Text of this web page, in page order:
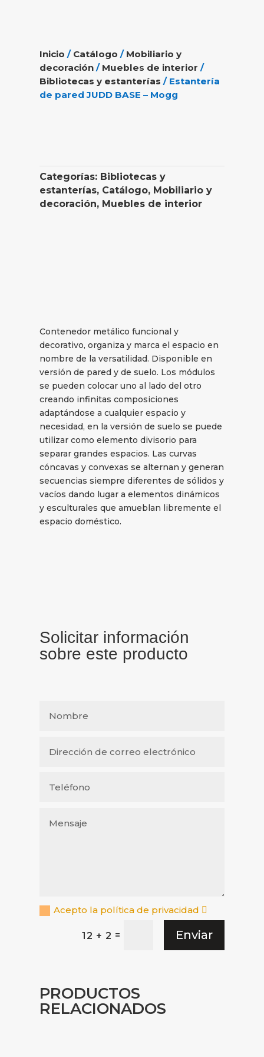
Inicio / Catálogo / Mobiliario y
decoración / Muebles de interior /
Bibliotecas y estanterías / Estantería
de pared JUDD BASE – Mogg
Categorías: Bibliotecas y
estanterías, Catálogo, Mobiliario y
decoración, Muebles de interior
Contenedor metálico funcional y
decorativo, organiza y marca el espacio en
nombre de la versatilidad. Disponible en
versión de pared y de suelo. Los módulos
se pueden colocar uno al lado del otro
creando infinitas composiciones
adaptándose a cualquier espacio y
necesidad, en la versión de suelo se puede
utilizar como elemento divisorio para
separar grandes espacios. Las curvas
cóncavas y convexas se alternan y generan
secuencias siempre diferentes de sólidos y
vacíos dando lugar a elementos dinámicos
y esculturales que amueblan libremente el
espacio doméstico.
Solicitar información
sobre este producto
Acepto la política de privacidad
12 + 2 = Enviar
PRODUCTOS
RELACIONADOS